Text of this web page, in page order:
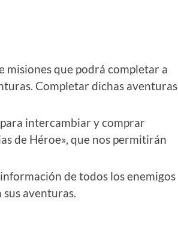
misiones que podrá completar a
Completar dichas aventuras
intercambiar y comprar
de Héroe», que nos permitirán
de todos los enemigos
aventuras.